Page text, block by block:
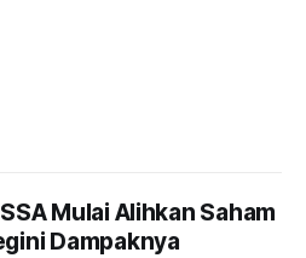
Mulai Alihkan Saham
Dampaknya